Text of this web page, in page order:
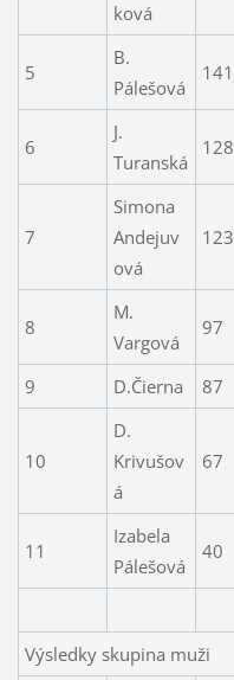
ková
5
B.
Pálešová
141
6
J.
Turanská
128
7
Simona
Andejuv
ová
123
8
M.
Vargová
97
9 D.Čierna 87
10
D.
Krivušov
á
67
11
Izabela
Pálešová
40
Výsledky skupina muži